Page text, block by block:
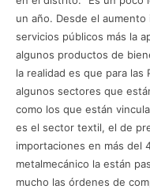
un año. Desde el
servicios públicos más la
algunos productos de
la realidad es que para las
algunos sectores que
como los que están
es el sector textil, el de
importaciones en más del
metalmecánico la están
mucho las órdenes de